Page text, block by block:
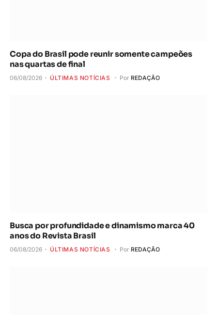
Copa do Brasil pode reunir somente campeões
nas quartas de final
06/08/2026 ÚLTIMAS NOTÍCIAS Por REDAÇÃO
Busca por profundidade e dinamismo marca 40
anos do Revista Brasil
06/08/2026 ÚLTIMAS NOTÍCIAS Por REDAÇÃO